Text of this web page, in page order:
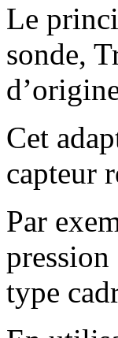
Le
sonde,
Cet
capteur
Par
type